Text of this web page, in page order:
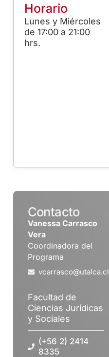
Horario
Lunes y Miércoles
de 17:00 a 21:00
hrs.
Contacto
Vanessa Carrasco
Vera
Coordinadora del
Programa
vcarrasco@utalca.cl
Facultad de
Ciencias Jurídicas
y Sociales
(+56 2) 2414
8335